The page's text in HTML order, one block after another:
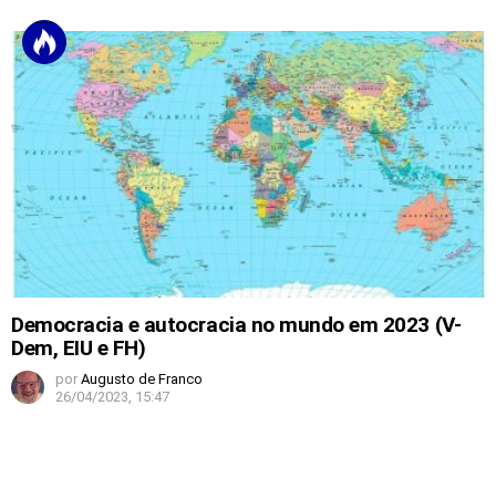
Democracia e autocracia no mundo em 2023 (V-
Dem, EIU e FH)
por Augusto de Franco
26/04/2023, 15:47